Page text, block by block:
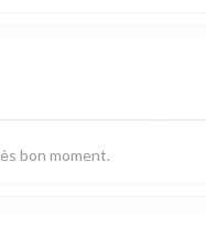
bon moment.